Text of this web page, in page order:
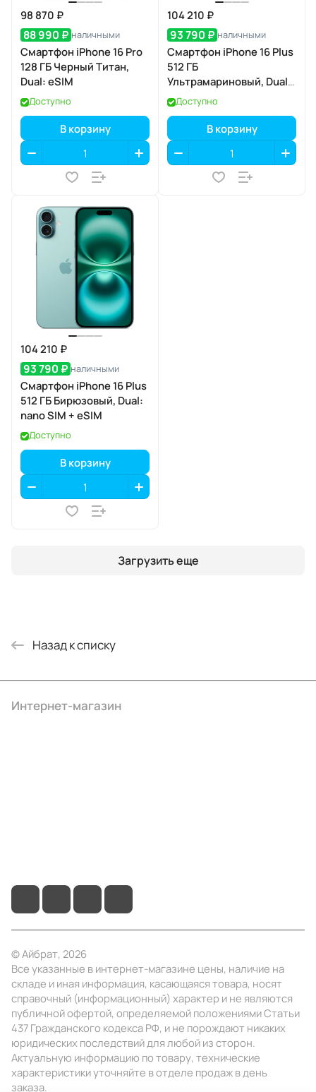
98 870 ₽
88 990 ₽ наличными
Смартфон iPhone 16 Pro
128 ГБ Черный Титан,
Dual: eSIM
Доступно
В корзину
104 210 ₽
93 790 ₽ наличными
Смартфон iPhone 16 Plus
512 ГБ
Ультрамариновый, Dual:
nano SIM + eSIM
Доступно
В корзину
104 210 ₽
93 790 ₽ наличными
Смартфон iPhone 16 Plus
512 ГБ Бирюзовый, Dual:
nano SIM + eSIM
Доступно
В корзину
Загрузить еще
Назад к списку
Интернет-магазин
© Айбрат, 2026
Все указанные в интернет-магазине цены, наличие на
складе и иная информация, касающаяся товара, носят
справочный (информационный) характер и не являются
публичной офертой, определяемой положениями Статьи
437 Гражданского кодекса РФ, и не порождают никаких
юридических последствий для любой из сторон.
Актуальную информацию по товару, технические
характеристики уточняйте в отделе продаж в день
заказа.